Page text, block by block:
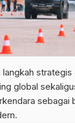
strategis
global
sebagai